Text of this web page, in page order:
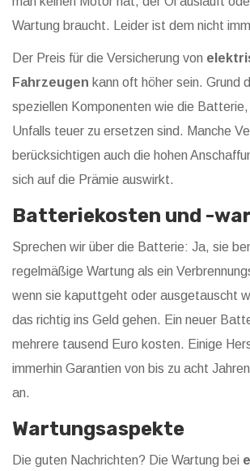
Wartung braucht. Leider ist dem nicht
Der Preis für die Versicherung von
Fahrzeugen kann oft höher sein. Grund
speziellen Komponenten wie die Batterie,
Unfalls teuer zu ersetzen sind. Manche
berücksichtigen auch die hohen
sich auf die Prämie auswirkt.
Batteriekosten und -
Sprechen wir über die Batterie: Ja, sie
regelmäßige Wartung als ein
wenn sie kaputtgeht oder ausgetauscht
das richtig ins Geld gehen. Ein neuer
mehrere tausend Euro kosten. Einige
immerhin Garantien von bis zu acht
an.
Wartungsaspekte
Die guten Nachrichten? Die Wartung bei